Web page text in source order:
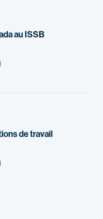
au ISSB
de travail